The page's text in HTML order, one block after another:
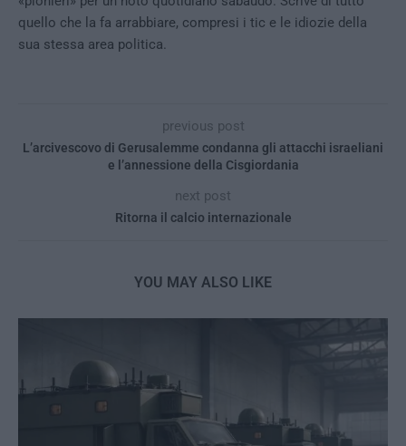
quello che la fa arrabbiare, compresi i tic e le idiozie della
sua stessa area politica.
previous post
L’arcivescovo di Gerusalemme condanna gli attacchi israeliani
e l’annessione della Cisgiordania
next post
Ritorna il calcio internazionale
YOU MAY ALSO LIKE